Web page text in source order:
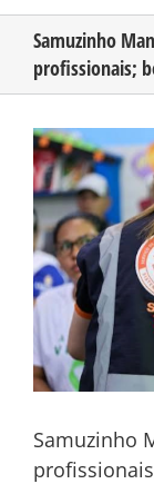
CONHEÇA O
PUBLICIDADE
CONTATO
Samuzinho
profissionais;
View
Larger
Image
Samuzinho